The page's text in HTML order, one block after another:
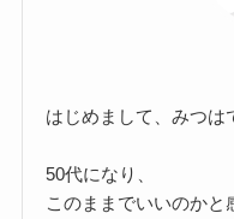
はじめまして、みつは
50代になり、
このままでいいのかと